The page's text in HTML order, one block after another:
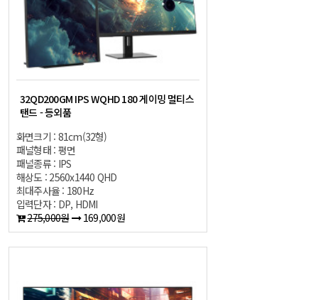
32QD200GM IPS WQHD 180 게이밍 멀티스
탠드 - 등외품
화면크기 : 81cm(32형)
패널형태 : 평면
패널종류 : IPS
해상도 : 2560x1440 QHD
최대주사율 : 180Hz
입력단자 : DP, HDMI
275,000원
169,000원